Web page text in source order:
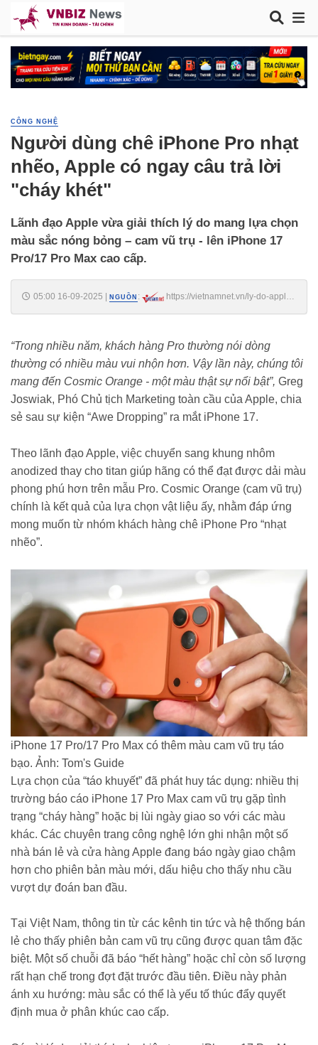
CÔNG NGHỆ
Người dùng chê iPhone Pro nhạt
nhẽo, Apple có ngay câu trả lời
"cháy khét"
Lãnh đạo Apple vừa giải thích lý do mang lựa chọn
màu sắc nóng bỏng – cam vũ trụ - lên iPhone 17
Pro/17 Pro Max cao cấp.
05:00 16-09-2025 NGUỒN :
https://vietnamnet.vn/ly-do-apple-
“Trong nhiều năm, khách hàng Pro thường nói dòng
thường có nhiều màu vui nhộn hơn. Vậy lần này, chúng tôi
mang đến Cosmic Orange - một màu thật sự nổi bật”, Greg
Joswiak, Phó Chủ tịch Marketing toàn cầu của Apple, chia
sẻ sau sự kiện “Awe Dropping” ra mắt iPhone 17.
Theo lãnh đạo Apple, việc chuyển sang khung nhôm
anodized thay cho titan giúp hãng có thể đạt được dải màu
phong phú hơn trên mẫu Pro. Cosmic Orange (cam vũ trụ)
chính là kết quả của lựa chọn vật liệu ấy, nhằm đáp ứng
mong muốn từ nhóm khách hàng chê iPhone Pro “nhạt
nhẽo”.
iPhone 17 Pro/17 Pro Max có thêm màu cam vũ trụ táo
bạo. Ảnh: Tom's Guide
Lựa chọn của “táo khuyết” đã phát huy tác dụng: nhiều thị
trường báo cáo iPhone 17 Pro Max cam vũ trụ gặp tình
trạng “cháy hàng” hoặc bị lùi ngày giao so với các màu
khác. Các chuyên trang công nghệ lớn ghi nhận một số
nhà bán lẻ và cửa hàng Apple đang báo ngày giao chậm
hơn cho phiên bản màu mới, dấu hiệu cho thấy nhu cầu
vượt dự đoán ban đầu.
Tại Việt Nam, thông tin từ các kênh tin tức và hệ thống bán
lẻ cho thấy phiên bản cam vũ trụ cũng được quan tâm đặc
biệt. Một số chuỗi đã báo “hết hàng” hoặc chỉ còn số lượng
rất hạn chế trong đợt đặt trước đầu tiên. Điều này phản
ánh xu hướng: màu sắc có thể là yếu tố thúc đẩy quyết
định mua ở phân khúc cao cấp.